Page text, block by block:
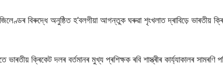
বিৰুদ্ধে অনুষ্ঠিত হ’বলগীয়া আগন্তুক ঘৰুৱা শৃংখলাত দ্ৰাবিড়ে ভাৰতীয়
ক্ৰিকেট দলৰ বৰ্তমানৰ মুখ্য প্ৰশিক্ষক ৰবি শাস্ত্ৰীৰ কাৰ্য্যাকালৰ সামৰণি